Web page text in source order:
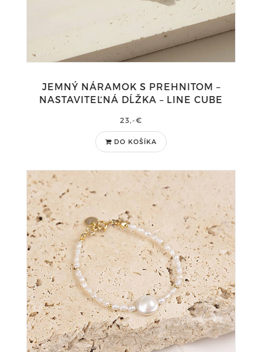
JEMNÝ NÁRAMOK S PREHNITOM –
NASTAVITEĽNÁ DĹŽKA – LINE CUBE
23,-€
DO KOŠÍKA